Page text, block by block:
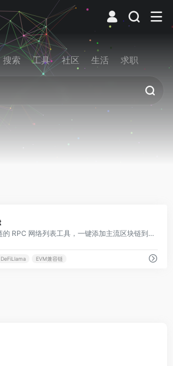
搜索 工具 社区 生活 求职
EVM 兼容链的 RPC 网络列表工具，一键添加主流区块链到 Web3 钱包如 MetaMask，支持快速连接主网和测试网。
DeFiLlama EVM兼容链